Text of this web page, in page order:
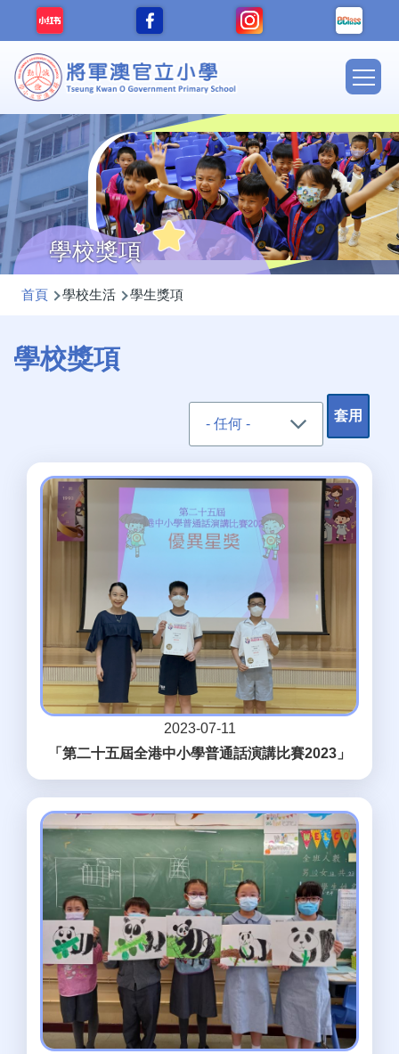
移至主內容
Main
學校獎項
導
連
結
首頁 學校生活 學生獎項
學校獎項
2023-07-11
「第二十五屆全港中小學普通話演講比賽2023」